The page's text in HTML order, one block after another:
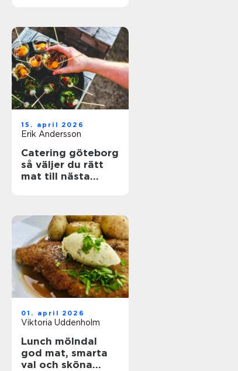
15. april 2026
Erik Andersson
Catering göteborg
så väljer du rätt
mat till nästa
01. april 2026
Viktoria Uddenholm
Lunch mölndal
god mat, smarta
val och sköna